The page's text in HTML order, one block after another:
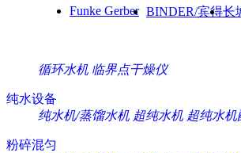
Funke Gerber BINDER/宾得长
循环水机 临界点干燥仪
纯水设备
纯水机/蒸馏水机 超纯水机 超纯水机
粉碎混匀